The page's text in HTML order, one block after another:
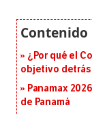
¿Por qué el
objetivo detrás
Panamax
de Panamá